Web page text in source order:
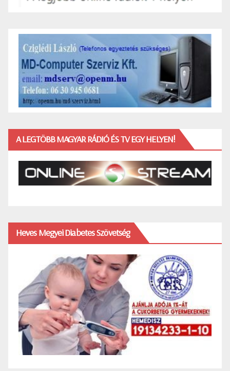
A LEGTÖBB MAGYAR RÁDIÓ ÉS TV EGY HELYEN!
Heves Megyei Diabetes Szövetség